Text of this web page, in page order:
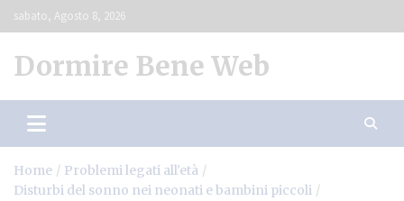
Skip
to
sabato, Agosto 8, 2026
Dormire Bene Web
Home
Problemi legati all'età
Disturbi del sonno nei neonati e bambini piccoli